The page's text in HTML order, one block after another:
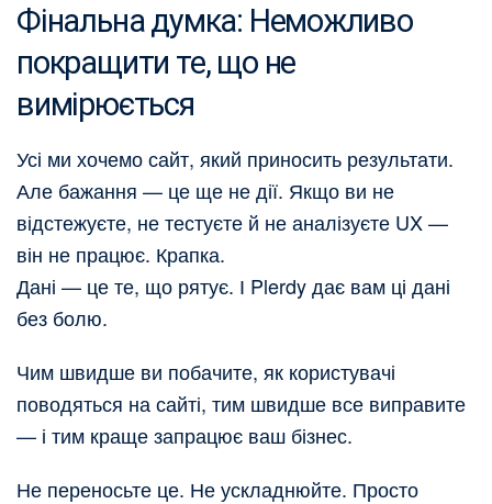
Фінальна думка: Неможливо
покращити те, що не
вимірюється
Усі ми хочемо сайт, який приносить результати.
Але бажання — це ще не дії. Якщо ви не
відстежуєте, не тестуєте й не аналізуєте UX —
він не працює. Крапка.
Дані — це те, що рятує. І Plerdy дає вам ці дані
без болю.
Чим швидше ви побачите, як користувачі
поводяться на сайті, тим швидше все виправите
— і тим краще запрацює ваш бізнес.
Не переносьте це. Не ускладнюйте. Просто